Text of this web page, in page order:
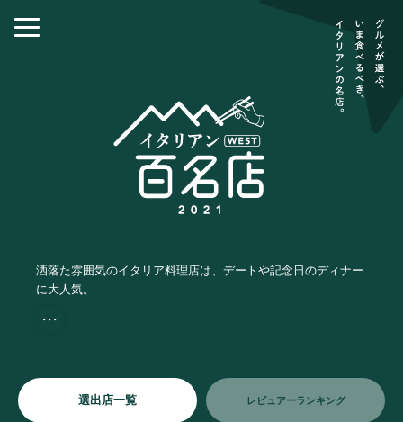
洒落た雰囲気のイタリア料理店は、デートや記念日のディナー
に大人気。
・・・
選出店一覧 レビュアーランキング